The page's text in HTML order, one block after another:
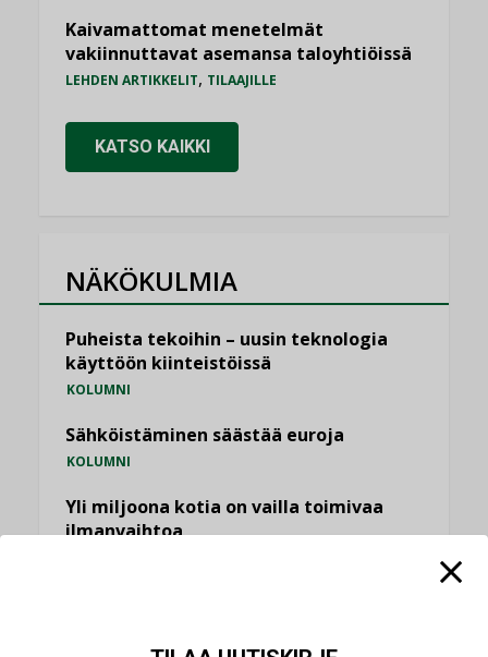
Kaivamattomat menetelmät
vakiinnuttavat asemansa taloyhtiöissä
LEHDEN ARTIKKELIT, TILAAJILLE
KATSO KAIKKI
NÄKÖKULMIA
Puheista tekoihin – uusin teknologia
käyttöön kiinteistöissä
KOLUMNI
Sähköistäminen säästää euroja
KOLUMNI
Yli miljoona kotia on vailla toimivaa
ilmanvaihtoa